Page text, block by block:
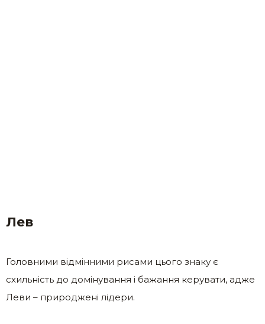
Лев
Головними відмінними рисами цього знаку є
схильність до домінування і бажання керувати, адже
Леви – природжені лідери.